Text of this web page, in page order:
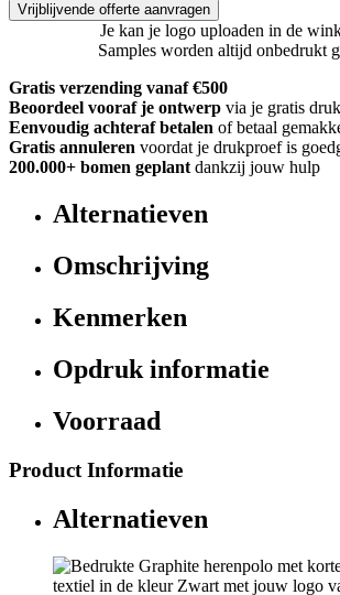
Vrijblijvende offerte aanvragen
Je kan je logo uploaden in de
Samples worden altijd onbedrukt
Gratis verzending vanaf €500
Beoordeel vooraf je ontwerp via je gratis
Eenvoudig achteraf betalen of betaal
Gratis annuleren voordat je drukproef is
200.000+ bomen geplant dankzij jouw hulp
Alternatieven
Omschrijving
Kenmerken
Opdruk informatie
Voorraad
Product Informatie
Alternatieven